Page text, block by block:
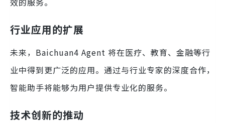
行业应用的扩展
未来，Baichuan4 Agent 将在医疗、教育、金融等行
业中得到更广泛的应用。通过与行业专家的深度合作，
智能助手将能够为用户提供专业化的服务。
技术创新的推动